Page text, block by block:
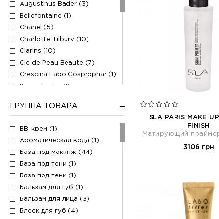
Augustinus Bader (3)
Bellefontaine (1)
Chanel (5)
Charlotte Tilbury (10)
Clarins (10)
Cle de Peau Beaute (7)
Crescina Labo Cosprophar (1)
Dermalogica (1)
Dr. Barbara Sturm (1)
Ellis Faas (3)
Erborian (3)
Faith (2)
Fenty Beauty (6)
Fillerina (1)
Forlle'd (1)
Gatineau (1)
Hourglass (4)
ГРУППА ТОВАРА
BB-крем (1)
Ароматическая вода (1)
База под макияж (44)
База под тени (1)
База под тени (1)
Бальзам для губ (1)
Бальзам для лица (3)
Блеск для губ (4)
SLA PARIS MAKE
FINISH
Матирующий
3106 грн